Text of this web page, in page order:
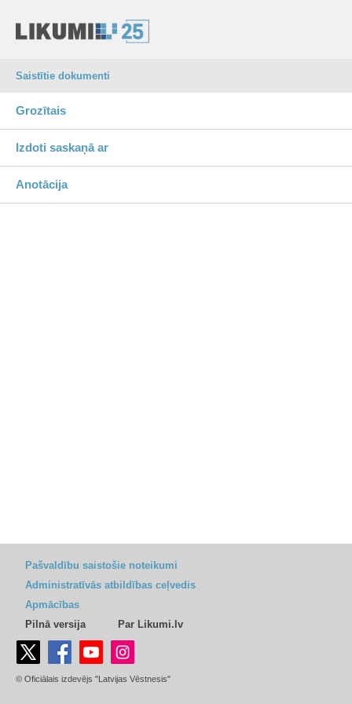
Saistītie dokumenti
Grozītais
Izdoti saskaņā ar
Anotācija
Pašvaldību saistošie noteikumi
Administratīvās atbildības ceļvedis
Apmācības
Pilnā versija
Par Likumi.lv
© Oficiālais izdevējs "Latvijas Vēstnesis"